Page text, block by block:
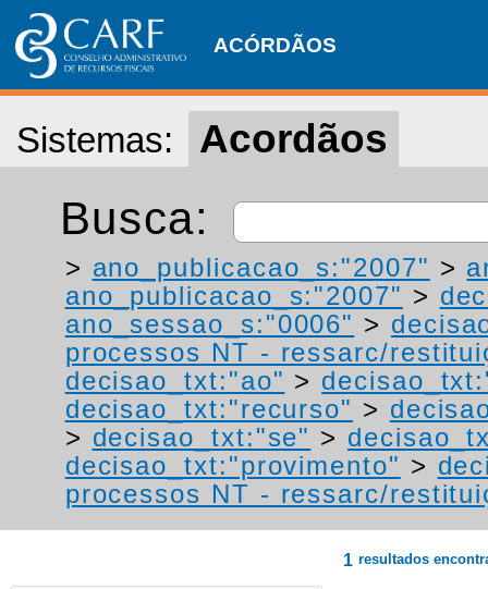
ACÓRDÃOS
Sistemas: Acordãos
Busca:
> ano_publicacao_s:"2007" >
ano_publicacao_s:"2007" >
ano_sessao_s:"0006" >
processos NT - ressarc/
decisao_txt:"ao" >
decisao_txt:"recurso" >
> decisao_txt:"se" >
decisao_txt:"provimento" >
processos NT - ressarc/
1 resultados